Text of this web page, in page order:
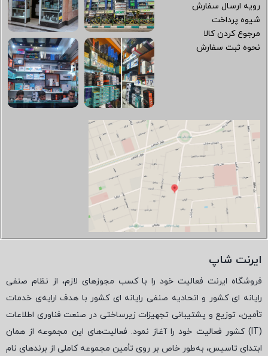
رویه ارسال سفارش
شیوه پرداخت
مرجوع کردن کالا
نحوه ثبت سفارش
ایرنت شاپ
فروشگاه ایرنت فعالیت خود را با کسب مجوزهای لازم، از نظام صنفی
رایانه ای کشور و اتحادیه صنفی رایانه ای کشور با هدف ارایه‌ی خدمات
تأمین، توزیع و پشتیبانی تجهیزات زیرساختی در صنعت فناوری اطلاعات
(
IT) کشور فعالیت خود را آغاز نمود. فعالیت‌های این مجموعه از همان
ابتدای تاسیس، به‌طور خاص بر روی تأمین مجموعه کاملی از برندهای نام